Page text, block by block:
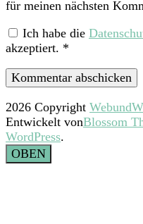
für meinen nächsten
Ich habe die
akzeptiert. *
2026 Copyright
Entwickelt vonBlossom
WordPress.
OBEN